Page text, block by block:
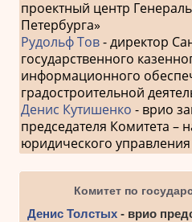
проектный центр
Петербурга»
Рудольф Тов- директор
государственного
информационного
градостроительной
Денис Кутишенко - врио
председателя Комитета –
юридического управления
Комитет по
Денис Толстых- врио